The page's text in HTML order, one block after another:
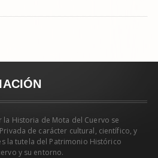
Historia de Mota del Cuervo se
de carácter cultural, científico, y
la tutela del Patrimonio Histórico
y su entorno.